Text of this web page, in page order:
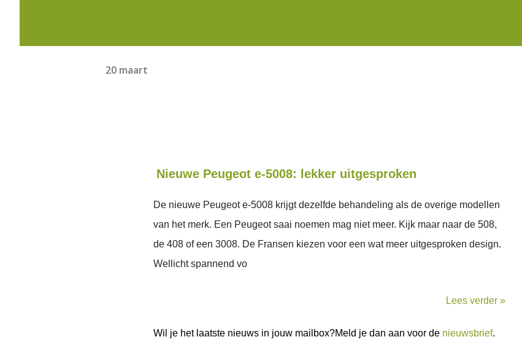
20 maart
Nieuwe Peugeot e-5008: lekker uitgesproken
De nieuwe Peugeot e-5008 krijgt dezelfde behandeling als de overige modellen
van het merk. Een Peugeot saai noemen mag niet meer. Kijk maar naar de 508,
de 408 of een 3008. De Fransen kiezen voor een wat meer uitgesproken design.
Wellicht spannend vo
Lees verder »
Wil je het laatste nieuws in jouw mailbox?Meld je dan aan voor de nieuwsbrief.